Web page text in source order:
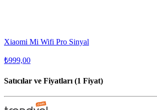
Xiaomi Mi Wifi Pro Sinyal
₺999,00
Satıcılar ve Fiyatları (1 Fiyat)